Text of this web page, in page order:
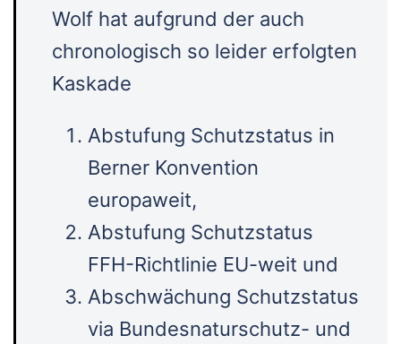
Wolf hat aufgrund der auch
chronologisch so leider erfolgten
Kaskade
Abstufung Schutzstatus in
Berner Konvention
europaweit,
Abstufung Schutzstatus
FFH-Richtlinie EU-weit und
Abschwächung Schutzstatus
via Bundesnaturschutz- und